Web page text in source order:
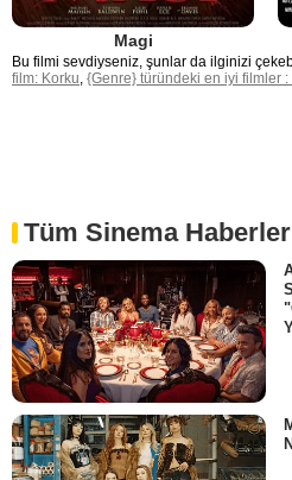
Magi
Bu filmi sevdiyseniz, şunlar da ilginizi
film: Korku {Genre} türündeki en iyi filmler :
Tüm Sinema